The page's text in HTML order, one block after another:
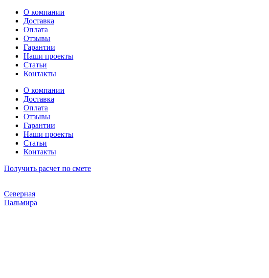
Перейти
содержимому
О компании
Доставка
Оплата
Отзывы
Гарантии
Наши проекты
Статьи
Контакты
О компании
Доставка
Оплата
Отзывы
Гарантии
Наши проекты
Статьи
Контакты
Получить расчет по смете
Северная
Пальмира